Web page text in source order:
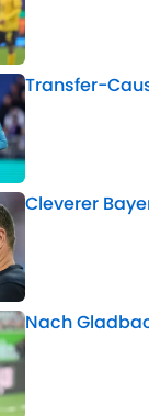
Transfer-
Published by on
Cleverer
Published by on
Nach
Published by on